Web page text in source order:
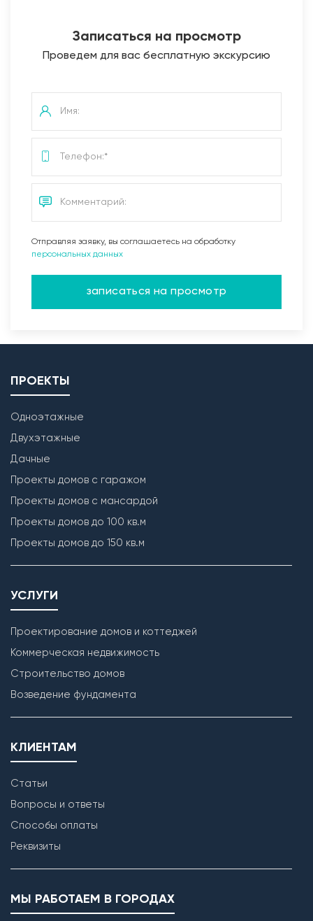
Записаться на просмотр
Проведем для вас бесплатную экскурсию
Отправляя заявку, вы соглашаетесь на обработку
персональных данных
записаться на просмотр
ПРОЕКТЫ
Одноэтажные
Двухэтажные
Дачные
Проекты домов с гаражом
Проекты домов с мансардой
Проекты домов до 100 кв.м
Проекты домов до 150 кв.м
УСЛУГИ
Проектирование домов и коттеджей
Коммерческая недвижимость
Строительство домов
Возведение фундамента
КЛИЕНТАМ
Статьи
Вопросы и ответы
Способы оплаты
Реквизиты
МЫ РАБОТАЕМ В ГОРОДАХ